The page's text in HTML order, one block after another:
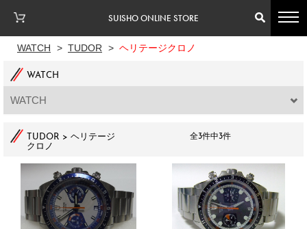
SUISHO ONLINE STORE
WATCH > TUDOR > ヘリテージクロノ
WATCH
WATCH
TUDOR > ヘリテージ
クロノ
全3件中3件